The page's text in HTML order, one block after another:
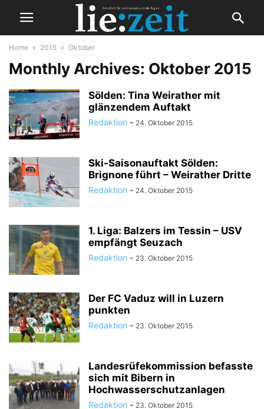
Home 2015 Oktober
Monthly Archives: Oktober 2015
Sölden: Tina Weirather mit
glänzendem Auftakt
Redaktion - 24. Oktober 2015
Ski-Saisonauftakt Sölden:
Brignone führt – Weirather Dritte
Redaktion - 24. Oktober 2015
1. Liga: Balzers im Tessin – USV
empfängt Seuzach
Redaktion - 23. Oktober 2015
Der FC Vaduz will in Luzern
punkten
Redaktion - 23. Oktober 2015
Landesrüfekommission befasste
sich mit Bibern in
Hochwasserschutzanlagen
Redaktion - 23. Oktober 2015